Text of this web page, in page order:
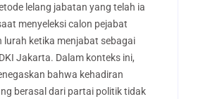
lelang jabatan yang telah ia
menyeleksi calon pejabat
lurah ketika menjabat sebagai
Jakarta. Dalam konteks ini,
bahwa kehadiran
berasal dari partai politik tidak